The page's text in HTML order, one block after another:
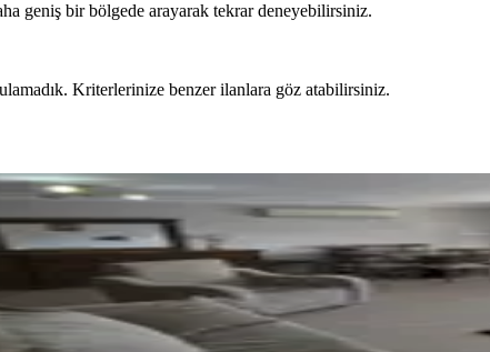
geniş bir bölgede arayarak tekrar deneyebilirsiniz.
Kriterlerinize benzer ilanlara göz atabilirsiniz.
Mithatpaşa Cad. Asansörlü Otoparklı Doğalgazlı 3+1
Mahallesi
·7. Kat·08.08.2026